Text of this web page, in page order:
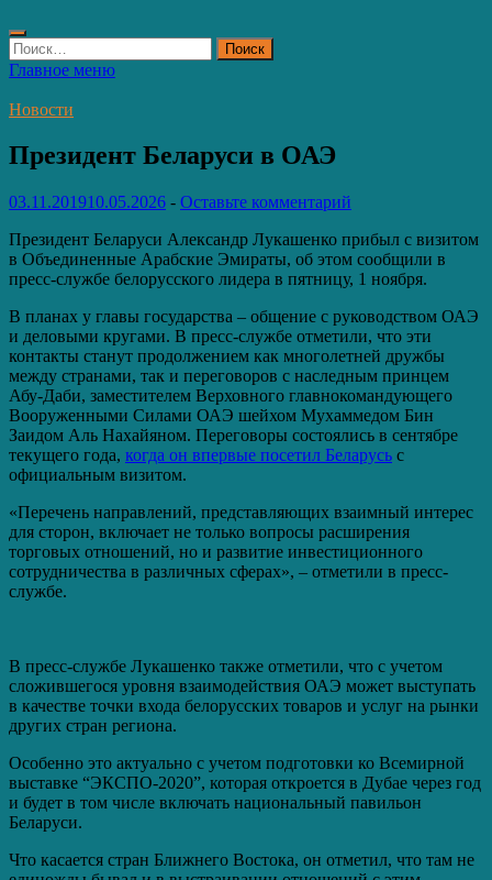
Найти:
Главное меню
Новости
Президент Беларуси в ОАЭ
03.11.201910.05.2026 - Оставьте комментарий
Президент Беларуси Александр Лукашенко прибыл с визитом
в Объединенные Арабские Эмираты, об этом сообщили в
пресс-службе белорусского лидера в пятницу, 1 ноября.
В планах у главы государства – общение с руководством ОАЭ
и деловыми кругами. В пресс-службе отметили, что эти
контакты станут продолжением как многолетней дружбы
между странами, так и переговоров с наследным принцем
Абу-Даби, заместителем Верховного главнокомандующего
Вооруженными Силами ОАЭ шейхом Мухаммедом Бин
Заидом Аль Нахайяном. Переговоры состоялись в сентябре
текущего года, когда он впервые посетил Беларусь с
официальным визитом.
«Перечень направлений, представляющих взаимный интерес
для сторон, включает не только вопросы расширения
торговых отношений, но и развитие инвестиционного
сотрудничества в различных сферах», – отметили в пресс-
службе.
В пресс-службе Лукашенко также отметили, что с учетом
сложившегося уровня взаимодействия ОАЭ может выступать
в качестве точки входа белорусских товаров и услуг на рынки
других стран региона.
Особенно это актуально с учетом подготовки ко Всемирной
выставке “ЭКСПО-2020”, которая откроется в Дубае через год
и будет в том числе включать национальный павильон
Беларуси.
Что касается стран Ближнего Востока, он отметил, что там не